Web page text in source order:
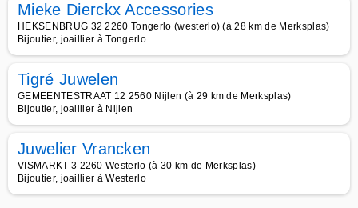
Mieke Dierckx Accessories
HEKSENBRUG 32 2260 Tongerlo (westerlo) (à 28 km de Merksplas)
Bijoutier, joaillier à Tongerlo
Tigré Juwelen
GEMEENTESTRAAT 12 2560 Nijlen (à 29 km de Merksplas)
Bijoutier, joaillier à Nijlen
Juwelier Vrancken
VISMARKT 3 2260 Westerlo (à 30 km de Merksplas)
Bijoutier, joaillier à Westerlo